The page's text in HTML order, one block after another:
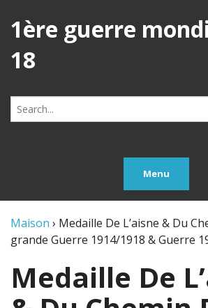
1ère guerre
18
Search
for:
Menu
Maison › Medaille De L’aisne & Du
grande Guerre 1914/1918 & Guerre
Medaille De